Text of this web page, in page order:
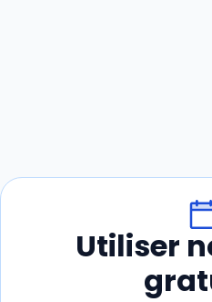
Utiliser